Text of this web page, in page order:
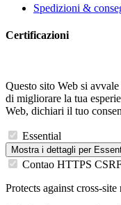
Spedizioni &
Certificazioni
Questo sito Web si
di migliorare la tua
Web, dichiari il tuo
Essential
Mostra i dettagli per
Contao HTTPS
Protects against cross-